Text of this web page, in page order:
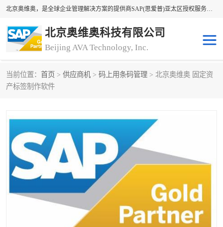
北京奥维奥，是全球企业管理解决方案的提供商SAP(思爱普)亚太区授权服务商领军者，SAP金牌服务商和代理商。企业ERP系统软件，SAP软件实施，17年来服务客户1500多家。提供SAP Business One，SAP Business ByDesign，SAP S/4HANA Cloud，SAP Analytics Cloud （分析云）等产品与解决方案。咨询专线：400-890-8880
北京奥维奥科技有限公司
Beijing AVA Technology, Inc.
当前位置： 首页 > 供应商机 > 码上用条码管理 > 北京奥维奥 固定资
产标签制作软件
sap系统
sap软件开发 sap管理系统
码上用条码管理 扫码系统
制造业ERP系统
工厂ERP系统 皮具厂erp系统